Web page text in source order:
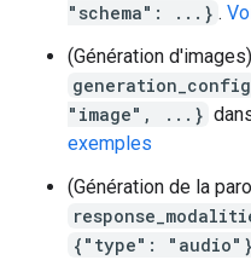
"schema": ...} .
(Génération
generation_config
"image", ...}
exemples
(Génération de la
{"type": "audio"}